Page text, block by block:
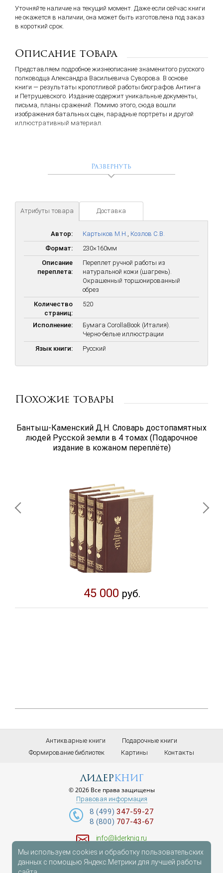
Уточняйте наличие на текущий момент. Даже если сейчас книги
не окажется в наличии, она может быть изготовлена под заказ
в короткий срок.
Описание товара
Представляем подробное жизнеописание знаменитого русского
полководца Александра Васильевича Суворова. В основе
книги — результаты кропотливой работы биографов Антинга
и Петрушевского. Издание содержит уникальные документы,
письма, планы сражений. Помимо этого, сюда вошли
изображения батальных сцен, парадные портреты и другой
иллюстративный материал.
Развернуть
Атрибуты товара Доставка
Автор: Картыков М.Н., Козлов С.В.
Формат:
230×160мм
Описание
переплета:
Переплет ручной работы из
натуральной кожи (шагрень).
Окрашенный торшонированный
обрез
Количество
страниц:
520
Исполнение:
Бумага CorollaBook (Италия).
Черно-белые иллюстрации
Язык книги:
Русский
Похожие товары
Бантыш-Каменский Д.Н. Словарь достопамятных
людей Русской земли в 4 томах (Подарочное
издание в кожаном переплёте)
45 000 руб.
Антикварные книги
Подарочные книги
Формирование библиотек
Картины Контакты
лидеркниг
© 2026 Все права защищены
Правовая информация
8 (499) 347-59-27
8 (800) 707-43-67
info@liderknig.ru
Доставка
Мы используем cookies и обработку пользовательских
данных с помощью Яндекс.Метрики для лучшей работы